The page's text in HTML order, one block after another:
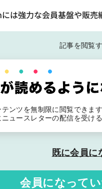
は強力な会員基盤や販売
記事を閲覧
ンツを無制限に閲覧できます
ュースレターの配信を受け
既に会員に
会員になって